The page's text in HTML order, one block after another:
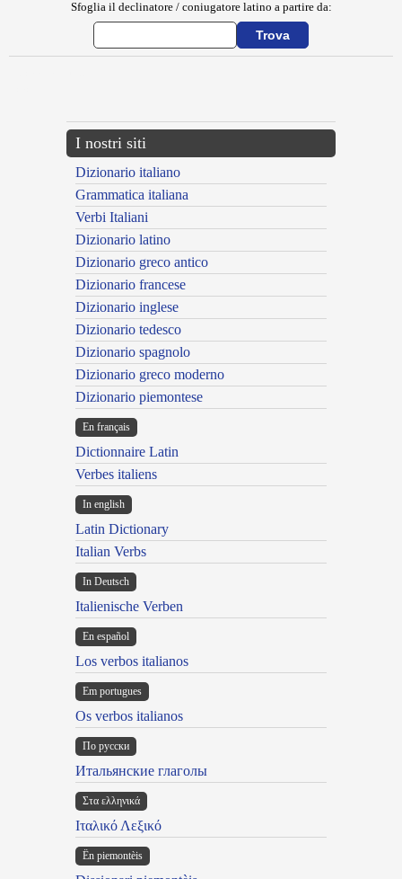
Sfoglia il declinatore / coniugatore latino a partire da:
I nostri siti
Dizionario italiano
Grammatica italiana
Verbi Italiani
Dizionario latino
Dizionario greco antico
Dizionario francese
Dizionario inglese
Dizionario tedesco
Dizionario spagnolo
Dizionario greco moderno
Dizionario piemontese
En français
Dictionnaire Latin
Verbes italiens
In english
Latin Dictionary
Italian Verbs
In Deutsch
Italienische Verben
En español
Los verbos italianos
Em portugues
Os verbos italianos
По русски
Итальянские глаголы
Στα ελληνικά
Ιταλικό Λεξικό
Ën piemontèis